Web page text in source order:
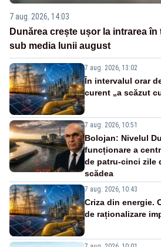
7 aug. 2026, 14:03
Dunărea crește ușor la intrarea în
sub media lunii august
7 aug. 2026, 13:02
În intervalul orar
curent „a scăzut
7 aug. 2026, 10:51
Bolojan: Nivelul
funcționare a
de patru-cinci zile
scădea
7 aug. 2026, 10:43
Criza din energie.
de raționalizare